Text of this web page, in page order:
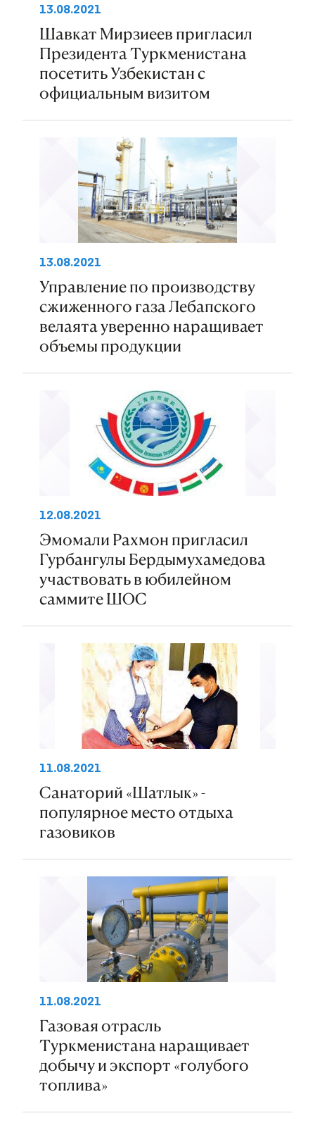
13.08.2021
Шавкат Мирзиеев пригласил
Президента Туркменистана
посетить Узбекистан с
официальным визитом
13.08.2021
Управление по производству
сжиженного газа Лебапского
велаята уверенно наращивает
объемы продукции
12.08.2021
Эмомали Рахмон пригласил
Гурбангулы Бердымухамедова
участвовать в юбилейном
саммите ШОС
11.08.2021
Санаторий «Шатлык» -
популярное место отдыха
газовиков
11.08.2021
Газовая отрасль
Туркменистана наращивает
добычу и экспорт «голубого
топлива»